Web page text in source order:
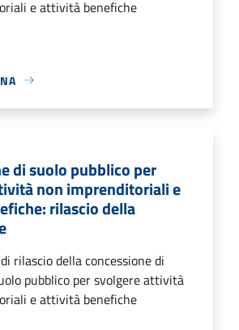
e attività benefiche
di suolo pubblico per
non imprenditoriali e
rilascio della
rilascio della concessione di
pubblico per svolgere attività
e attività benefiche